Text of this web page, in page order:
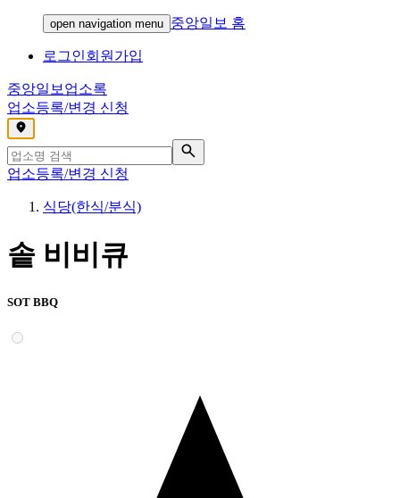
open navigation menu 중앙일보 홈
로그인회원가입
중앙일보 업소록
업소등록/변경 신청
,
업소등록/변경 신청
식당(한식/분식)
솥 비비큐
SOT BBQ